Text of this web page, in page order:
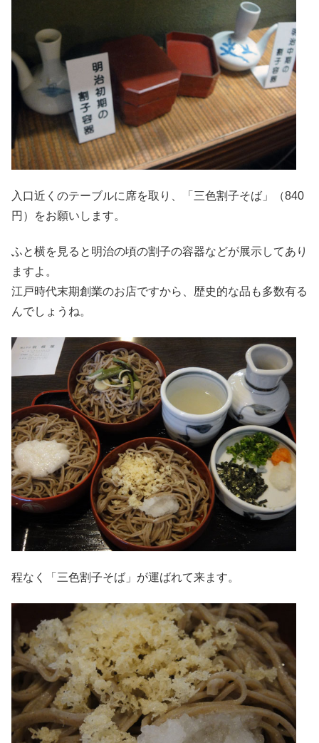
入口近くのテーブルに席を取り、「三色割子そば」（840
円）をお願いします。
ふと横を見ると明治の頃の割子の容器などが展示してあり
ますよ。
江戸時代末期創業のお店ですから、歴史的な品も多数有る
んでしょうね。
程なく「三色割子そば」が運ばれて来ます。